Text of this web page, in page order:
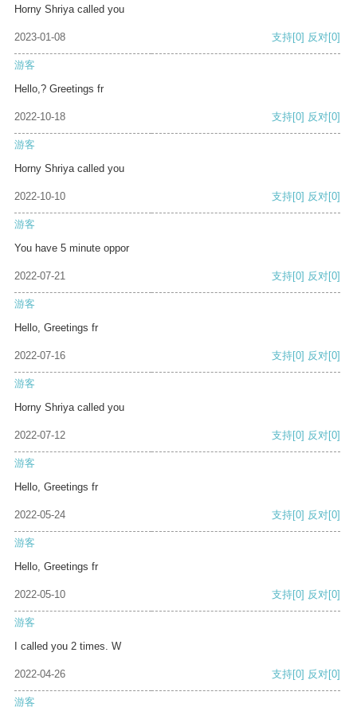
Horny Shriya called you
2023-01-08 支持[0] 反对[0]
游客
Hello,? Greetings fr
2022-10-18 支持[0] 反对[0]
游客
Horny Shriya called you
2022-10-10 支持[0] 反对[0]
游客
You have 5 minute oppor
2022-07-21 支持[0] 反对[0]
游客
Hello, Greetings fr
2022-07-16 支持[0] 反对[0]
游客
Horny Shriya called you
2022-07-12 支持[0] 反对[0]
游客
Hello, Greetings fr
2022-05-24 支持[0] 反对[0]
游客
Hello, Greetings fr
2022-05-10 支持[0] 反对[0]
游客
I called you 2 times. W
2022-04-26 支持[0] 反对[0]
游客